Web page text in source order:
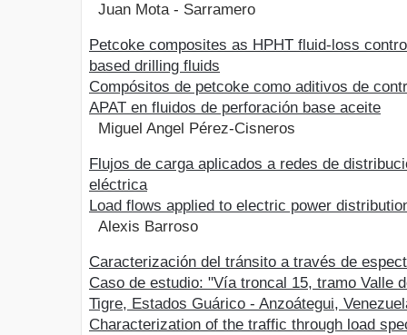
Juan Mota - Sarramero
Petcoke composites as HPHT fluid-loss
based drilling fluids
Compósitos de petcoke como aditivos de
APAT en fluidos de perforación base aceite
Miguel Angel Pérez-Cisneros
Flujos de carga aplicados a redes de
eléctrica
Load flows applied to electric power
Alexis Barroso
Caracterización del tránsito a través de
Caso de estudio: "Vía troncal 15, tramo Valle
Tigre, Estados Guárico - Anzoátegui,
Characterization of the traffic through load